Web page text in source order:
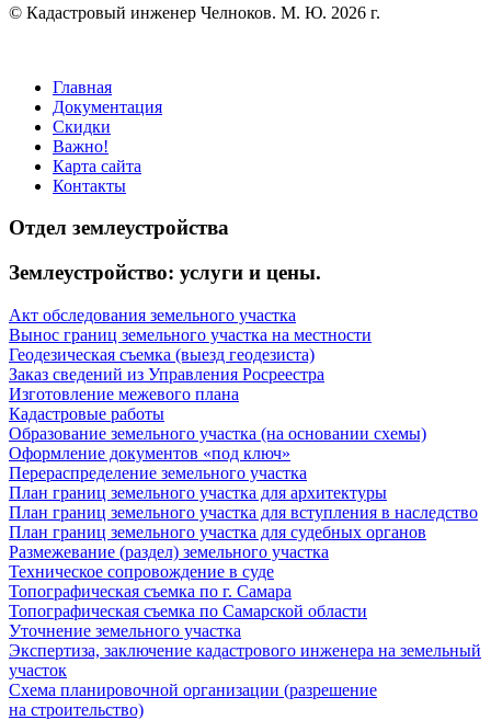
© Кадастровый инженер Челноков. М. Ю. 2026 г.
Главная
Документация
Скидки
Важно!
Карта сайта
Контакты
Отдел землеустройства
Землеустройство: услуги и цены.
Акт обследования земельного участка
Вынос границ земельного участка на местности
Геодезическая съемка (выезд геодезиста)
Заказ сведений из Управления Росреестра
Изготовление межевого плана
Кадастровые работы
Образование земельного участка (на основании схемы)
Оформление документов «под ключ»
Перераспределение земельного участка
План границ земельного участка для архитектуры
План границ земельного участка для вступления в наследство
План границ земельного участка для судебных органов
Размежевание (раздел) земельного участка
Техническое сопровождение в суде
Топографическая съемка по г. Самара
Топографическая съемка по Самарской области
Уточнение земельного участка
Экспертиза, заключение кадастрового инженера на земельный
участок
Схема планировочной организации (разрешение
на строительство)